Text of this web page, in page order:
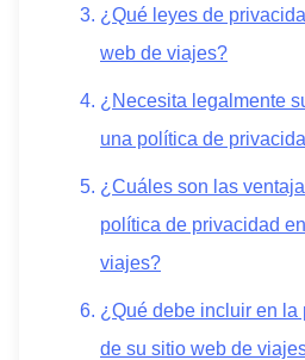
¿Qué leyes de
web de viajes?
¿Necesita legalmente
una política de
¿Cuáles son las
política de privacidad
viajes?
¿Qué debe incluir en la
de su sitio web de